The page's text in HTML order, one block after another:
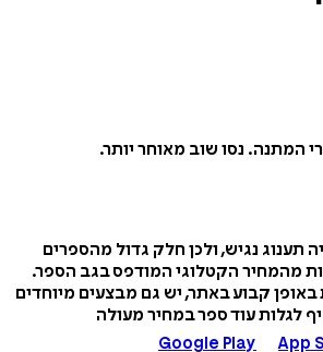
נסו שוב מאוחר יותר.
נגיש, ולכן חלק גדול מהספרים
הקטלוגי המודפס בגב הספר.
קבוע באתר, יש גם מבצעים מיוחדים
עוד ספר במחיר מעולה
Google Play